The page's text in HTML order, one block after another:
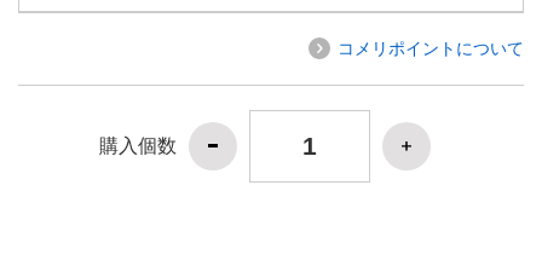
コメリポイントについて
購入個数